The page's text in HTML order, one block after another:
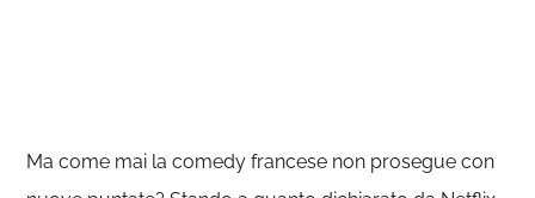
Ma come mai la comedy francese non prosegue con